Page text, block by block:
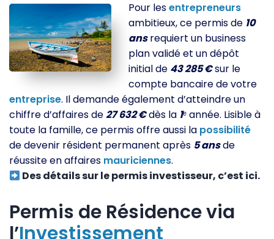
Pour lesentrepreneurs
ambitieux, ce permis de 10
ansrequiert un business
plan validé et un dépôt
initial de 43 285 €sur le
compte bancaire de votre
entreprise. Il demande également d’atteindre un
chiffre d’affaires de27 632 €dès la 1ᵉ année. Lisible à
toute la famille, ce permis offre aussi la possibilité
de devenir résident permanent après 5 ansde
réussite en affaires mauriciennes.
Des détails sur le permis investisseur, c’est ici.
Permis de Résidence via
l’Investissement